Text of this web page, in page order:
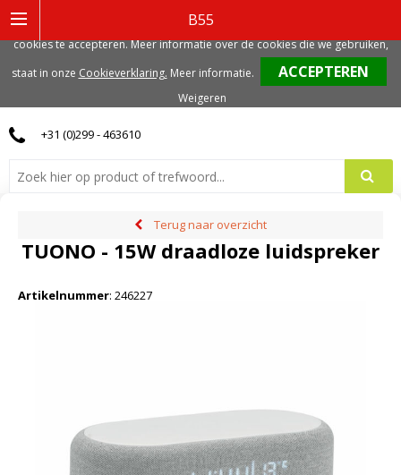
B55
0
+31 (0)299 - 463610
Terug naar overzicht
TUONO - 15W draadloze luidspreker
Artikelnummer: 246227
gerelateerde cookies. Voor de beste gebruikerservaring, adviseren we deze
cookies te accepteren. Meer informatie over de cookies die we gebruiken,
staat in onze Cookieverklaring. Meer informatie.
Weigeren